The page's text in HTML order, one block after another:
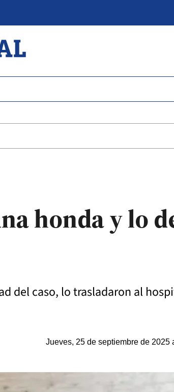
honda y lo
del caso, lo trasladaron al
Jueves, 25 de septiembre de 2025